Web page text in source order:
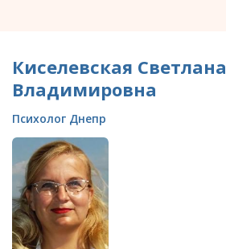
Киселевская Светлана
Владимировна
Психолог Днепр